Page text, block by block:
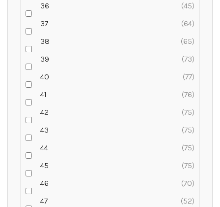
36
45
37
64
38
65
39
73
40
77
41
76
42
75
43
75
44
75
45
75
46
70
47
52